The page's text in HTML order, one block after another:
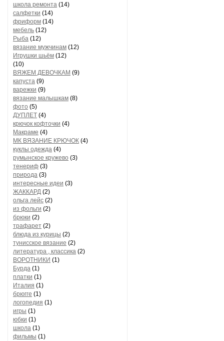
школа ремонта (14)
салфетки (14)
фриформ (14)
мебель (12)
Рыба (12)
вязание мужчинам (12)
Игрушки шьём (12)
(10)
ВЯЖЕМ ДЕВОЧКАМ (9)
капуста (9)
варежки (9)
вязание малышкам (8)
фото (5)
ДУПЛЕТ (4)
крючок кофточки (4)
Макраме (4)
МК ВЯЗАНИЕ КРЮЧОК (4)
куклы одежда (4)
румынское кружево (3)
тенериф (3)
природа (3)
интересные идеи (3)
ЖАККАРД (2)
ольга лейс (2)
из фольги (2)
брюки (2)
трафарет (2)
блюда из курицы (2)
тунисское вязание (2)
литература , классика (2)
ВОРОТНИКИ (1)
Бурда (1)
платки (1)
Италия (1)
брюгге (1)
логопедия (1)
игры (1)
юбки (1)
школа (1)
фильмы (1)